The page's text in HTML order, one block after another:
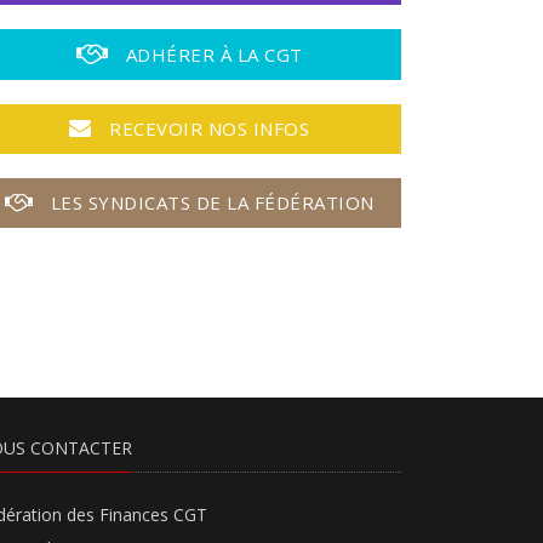
ADHÉRER À LA CGT
RECEVOIR NOS INFOS
LES SYNDICATS DE LA FÉDÉRATION
CONTACTER
des Finances CGT